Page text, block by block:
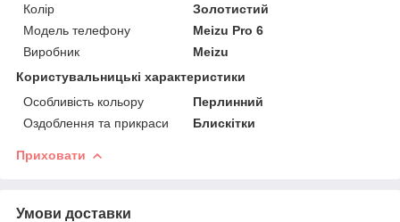
Колір
Золотистий
Модель телефону
Meizu Pro 6
Виробник
Meizu
Користувальницькі характеристики
Особливість кольору
Перлинний
Оздоблення та прикраси
Блискітки
Приховати
Умови доставки